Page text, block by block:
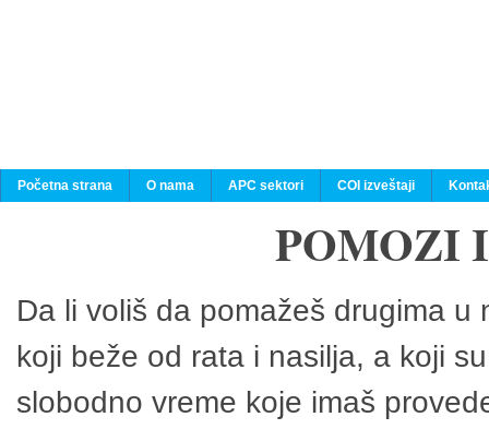
Početna strana O nama APC sektori COI izveštaji
POMOZI
Da li voliš da pomažeš drugima
koji beže od rata i nasilja, a koji
slobodno vreme koje imaš